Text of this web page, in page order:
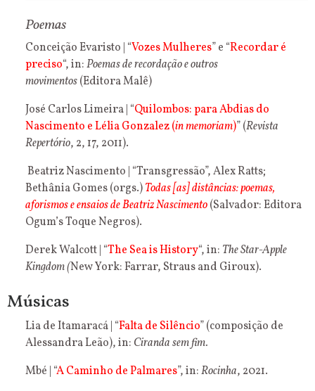
Poemas
Conceição Evaristo | “Vozes Mulheres” e “Recordar é
preciso“, in:Poemas de recordação e outros
movimentos(Editora Malê)
José Carlos Limeira | “Quilombos: para Abdias do
Nascimento e Lélia Gonzalez (in memoriam)” (Revista
Repertório, 2, 17, 2011).
Beatriz Nascimento | “Transgressão”, Alex Ratts;
Bethânia Gomes (orgs.)Todas [as] distâncias: poemas,
aforismos e ensaios de Beatriz Nascimento(Salvador: Editora
Ogum’s Toque Negros).
Derek Walcott | “The Sea is History“, in: The Star-Apple
Kingdom (New York: Farrar, Straus and Giroux).
Músicas
Lia de Itamaracá | “Falta de Silêncio” (composição de
Alessandra Leão), in: Ciranda sem fim.
Mbé | “A Caminho de Palmares”, in:Rocinha, 2021.